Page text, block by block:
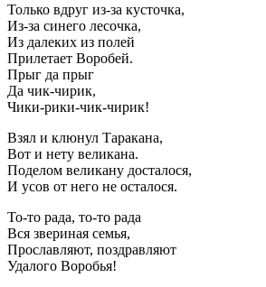
Только вдруг из-за кусточка,
Из-за синего лесочка,
Из далеких из полей
Прилетает Воробей.
Прыг да прыг
Да чик-чирик,
Чики-рики-чик-чирик!
Взял и клюнул Таракана,
Вот и нету великана.
Поделом великану досталося,
И усов от него не осталося.
То-то рада, то-то рада
Вся звериная семья,
Прославляют, поздравляют
Удалого Воробья!